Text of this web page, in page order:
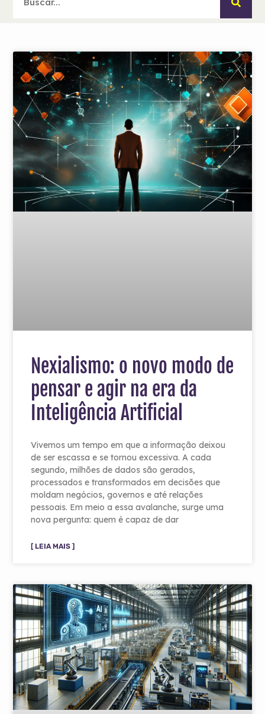
Nexialismo: o novo modo de
pensar e agir na era da
Inteligência Artificial
Vivemos um tempo em que a informação deixou
de ser escassa e se tornou excessiva. A cada
segundo, milhões de dados são gerados,
processados e transformados em decisões que
moldam negócios, governos e até relações
pessoais. Em meio a essa avalanche, surge uma
nova pergunta: quem é capaz de dar
[ LEIA MAIS ]